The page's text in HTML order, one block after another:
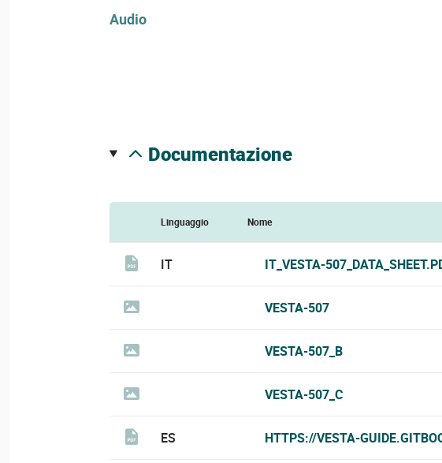
Audio
documentazione
Linguaggio Nome
IT IT_VESTA-
VESTA-507
VESTA-507_B
VESTA-507_C
ES HTTPS://VESTA-